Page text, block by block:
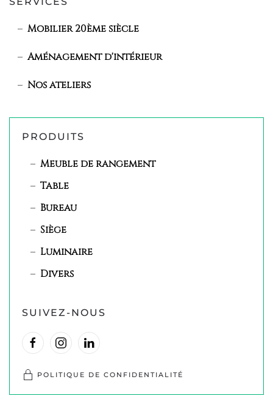
Mobilier 20ème siècle
Aménagement d'intérieur
Nos ateliers
PRODUITS
Meuble de rangement
Table
Bureau
Siège
Luminaire
Divers
SUIVEZ-NOUS
POLITIQUE DE CONFIDENTIALITÉ